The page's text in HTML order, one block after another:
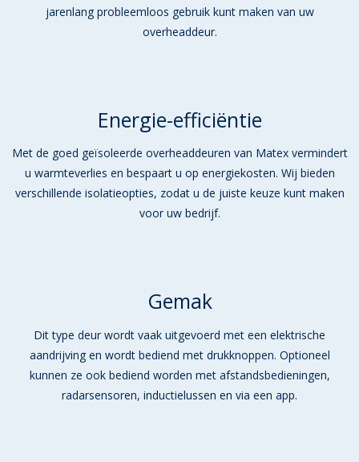
jarenlang probleemloos gebruik kunt maken van uw
overheaddeur.
Energie-efficiëntie
Met de goed geïsoleerde overheaddeuren van Matex vermindert
u warmteverlies en bespaart u op energiekosten. Wij bieden
verschillende isolatieopties, zodat u de juiste keuze kunt maken
voor uw bedrijf.
Gemak
Dit type deur wordt vaak uitgevoerd met een elektrische
aandrijving en wordt bediend met drukknoppen. Optioneel
kunnen ze ook bediend worden met afstandsbedieningen,
radarsensoren, inductielussen en via een app.